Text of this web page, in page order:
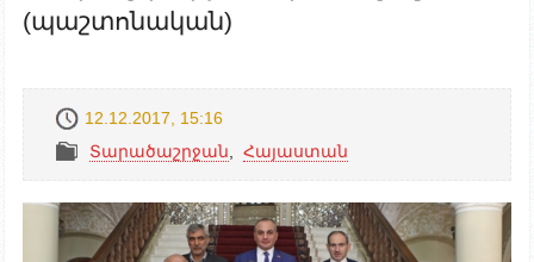
(պաշտոնական)
12.12.2017, 15:16
Տարածաշրջան
Հայաստան